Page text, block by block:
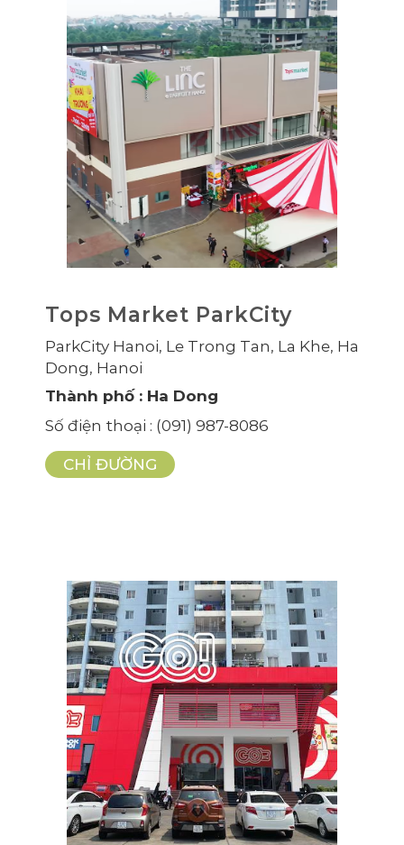
Tops Market ParkCity
ParkCity Hanoi, Le Trong Tan, La Khe, Ha
Dong, Hanoi
Thành phố: Ha Dong
Số điện thoại : (091) 987-8086
CHỈ ĐƯỜNG